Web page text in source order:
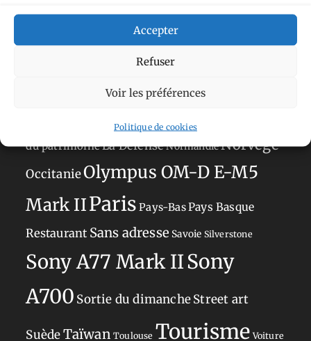
Accepter
Refuser
Voir les préférences
Politique de cookies
Tags
AilleursAimez-vous bordelAllemagne Andorre
Anti tourismeBarBelgique
CircuitDanemarkEspagne
du patrimoineLa DéfenseNormandieNorvège
OccitanieOlympus OM-D E-M5
Mark IIParis Pays-BasPays Basque
Restaurant Sans adresse Savoie Silverstone
Sony A77 Mark IISony
A700 Sortie du dimancheStreet art
SuèdeTaïwan Toulouse Tourisme Voiture